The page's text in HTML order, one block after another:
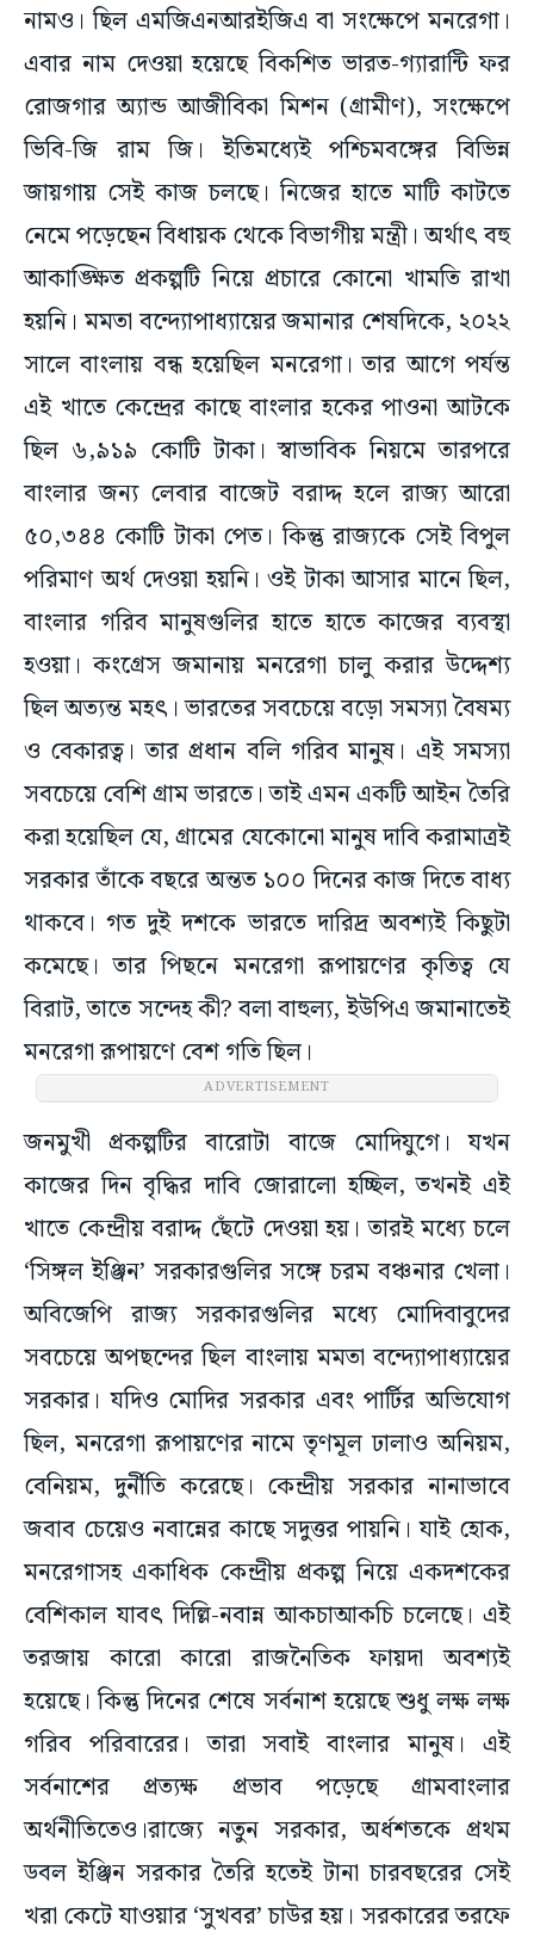
নামও। ছিল এমজিএনআরইজিএ বা সংক্ষেপে মনরেগা।
এবার নাম দেওয়া হয়েছে বিকশিত ভারত-গ্যারান্টি ফর
রোজগার অ্যান্ড আজীবিকা মিশন (গ্রামীণ), সংক্ষেপে
ভিবি-জি রাম জি। ইতিমধ্যেই পশ্চিমবঙ্গের বিভিন্ন
জায়গায় সেই কাজ চলছে। নিজের হাতে মাটি কাটতে
নেমে পড়েছেন বিধায়ক থেকে বিভাগীয় মন্ত্রী। অর্থাৎ বহু
আকাঙ্ক্ষিত প্রকল্পটি নিয়ে প্রচারে কোনো খামতি রাখা
হয়নি। মমতা বন্দ্যোপাধ্যায়ের জমানার শেষদিকে, ২০২২
সালে বাংলায় বন্ধ হয়েছিল মনরেগা। তার আগে পর্যন্ত
এই খাতে কেন্দ্রের কাছে বাংলার হকের পাওনা আটকে
ছিল ৬,৯১৯ কোটি টাকা। স্বাভাবিক নিয়মে তারপরে
বাংলার জন্য লেবার বাজেট বরাদ্দ হলে রাজ্য আরো
৫০,৩৪৪ কোটি টাকা পেত। কিন্তু রাজ্যকে সেই বিপুল
পরিমাণ অর্থ দেওয়া হয়নি। ওই টাকা আসার মানে ছিল,
বাংলার গরিব মানুষগুলির হাতে হাতে কাজের ব্যবস্থা
হওয়া। কংগ্রেস জমানায় মনরেগা চালু করার উদ্দেশ্য
ছিল অত্যন্ত মহৎ। ভারতের সবচেয়ে বড়ো সমস্যা বৈষম্য
ও বেকারত্ব। তার প্রধান বলি গরিব মানুষ। এই সমস্যা
সবচেয়ে বেশি গ্রাম ভারতে। তাই এমন একটি আইন তৈরি
করা হয়েছিল যে, গ্রামের যেকোনো মানুষ দাবি করামাত্রই
সরকার তাঁকে বছরে অন্তত ১০০ দিনের কাজ দিতে বাধ্য
থাকবে। গত দুই দশকে ভারতে দারিদ্র অবশ্যই কিছুটা
কমেছে। তার পিছনে মনরেগা রূপায়ণের কৃতিত্ব যে
বিরাট, তাতে সন্দেহ কী? বলা বাহুল্য, ইউপিএ জমানাতেই
মনরেগা রূপায়ণে বেশ গতি ছিল।
ADVERTISEMENT
জনমুখী প্রকল্পটির বারোটা বাজে মোদিযুগে। যখন
কাজের দিন বৃদ্ধির দাবি জোরালো হচ্ছিল, তখনই এই
খাতে কেন্দ্রীয় বরাদ্দ ছেঁটে দেওয়া হয়। তারই মধ্যে চলে
‘সিঙ্গল ইঞ্জিন’ সরকারগুলির সঙ্গে চরম বঞ্চনার খেলা।
অবিজেপি রাজ্য সরকারগুলির মধ্যে মোদিবাবুদের
সবচেয়ে অপছন্দের ছিল বাংলায় মমতা বন্দ্যোপাধ্যায়ের
সরকার। যদিও মোদির সরকার এবং পার্টির অভিযোগ
ছিল, মনরেগা রূপায়ণের নামে তৃণমূল ঢালাও অনিয়ম,
বেনিয়ম, দুর্নীতি করেছে। কেন্দ্রীয় সরকার নানাভাবে
জবাব চেয়েও নবান্নের কাছে সদুত্তর পায়নি। যাই হোক,
মনরেগাসহ একাধিক কেন্দ্রীয় প্রকল্প নিয়ে একদশকের
বেশিকাল যাবৎ দিল্লি-নবান্ন আকচাআকচি চলেছে। এই
তরজায় কারো কারো রাজনৈতিক ফায়দা অবশ্যই
হয়েছে। কিন্তু দিনের শেষে সর্বনাশ হয়েছে শুধু লক্ষ লক্ষ
গরিব পরিবারের। তারা সবাই বাংলার মানুষ। এই
সর্বনাশের প্রত্যক্ষ প্রভাব পড়েছে গ্রামবাংলার
অর্থনীতিতেও।রাজ্যে নতুন সরকার, অর্ধশতকে প্রথম
ডবল ইঞ্জিন সরকার তৈরি হতেই টানা চারবছরের সেই
খরা কেটে যাওয়ার ‘সুখবর’ চাউর হয়। সরকারের তরফে